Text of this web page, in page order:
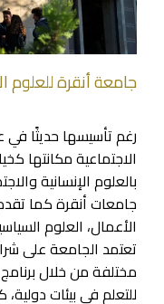
جامعة أنقرة للعلوم
الاجتماعية مكانتها
بالعلوم الإنسانية
جامعات أنقرة كما
الأعمال، العلوم
تعتمد الجامعة على
للتعلم في بيئات